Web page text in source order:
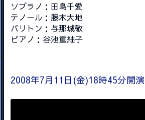
ソプラノ：田島千愛
テノール：藤木大地
バリトン：与那城敬
ピアノ：谷池重紬子
2008年7月11日(金)18時45分開演